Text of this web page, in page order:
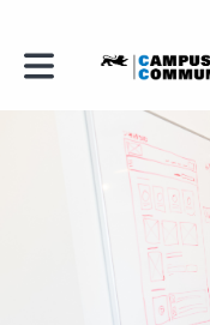
Toggle main navigation